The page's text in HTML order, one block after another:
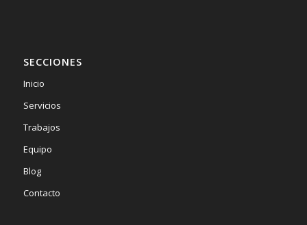
SECCIONES
Inicio
Servicios
Trabajos
Equipo
Blog
Contacto